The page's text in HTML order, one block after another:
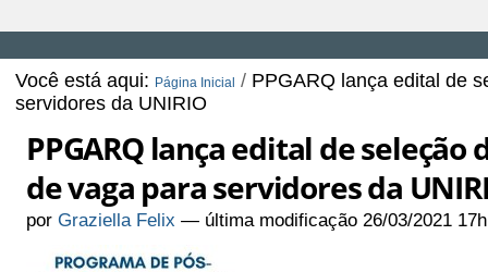
Você está aqui: Página Inicial / PPGARQ lança edital de
servidores da UNIRIO
PPGARQ lança edital de
de vaga para servidores da
porGraziella Felix — última modificação 26/03/2021